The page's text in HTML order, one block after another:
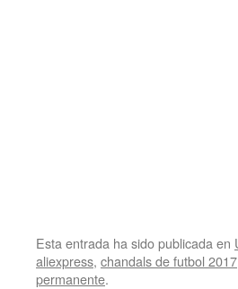
Esta entrada ha sido publicada en
aliexpress, chandals de futbol 2017
permanente.